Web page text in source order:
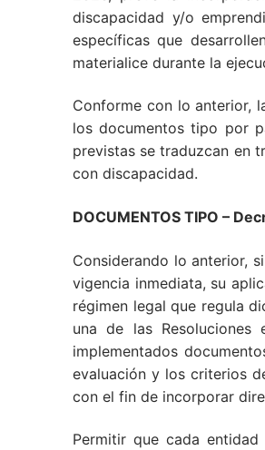
discapacidad y/o
específicas que
materialice durante la
Conforme con lo anterior,
los documentos tipo por
previstas se traduzcan en
con discapacidad.
DOCUMENTOS TIPO –
Considerando lo anterior,
vigencia inmediata, su
régimen legal que regula
una de las
implementados
evaluación y los criterios
con el fin de incorporar
Permitir que cada